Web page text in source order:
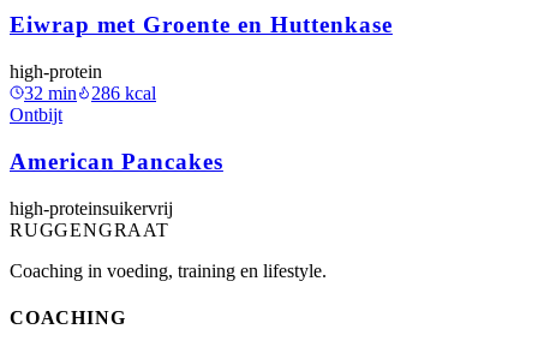
Eiwrap met Groente en Huttenkase
high-protein
32 min 286 kcal
Ontbijt
American Pancakes
high-proteinsuikervrij
RUGGENGRAAT
Coaching in voeding, training en lifestyle.
COACHING